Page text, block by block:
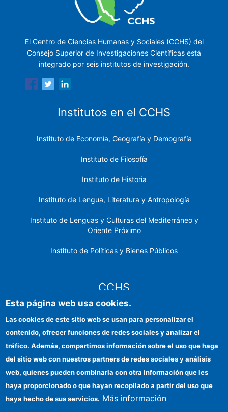
El Centro de Ciencias Humanas y Sociales (CCHS) del
Consejo Superior de Investigaciones Científicas está
integrado por seis institutos de investigación.
Institutos en el CCHS
Instituto de Economía, Geografía y Demografía
Instituto de Filosofía
Instituto de Historia
Instituto de Lengua, Literatura y Antropología
Instituto de Lenguas y Culturas del Mediterráneo y
Oriente Próximo
Instituto de Políticas y Bienes Públicos
CCHS
Identidad institucional
Ayudas FEDER
Organismos financiadores
Esta página web usa cookies.
Las cookies de este sitio web se usan para personalizar el
contenido, ofrecer funciones de redes sociales y analizar el
tráfico. Además, compartimos información sobre el uso que haga
del sitio web con nuestros partners de redes sociales y análisis
web, quienes pueden combinarla con otra información que les
haya proporcionado o que hayan recopilado a partir del uso que
haya hecho de sus servicios. Más información